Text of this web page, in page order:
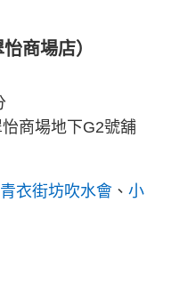
商場店）
商場地下G2號舖
衣街坊吹水會 、 小